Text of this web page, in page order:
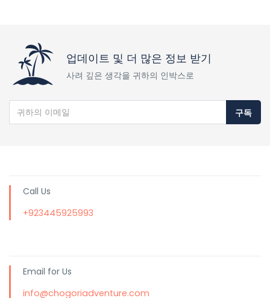
업데이트 및 더 많은 정보 받기
사려 깊은 생각을 귀하의 인박스로
구독
Call Us
+923445925993
Email for Us
info@chogoriadventure.com